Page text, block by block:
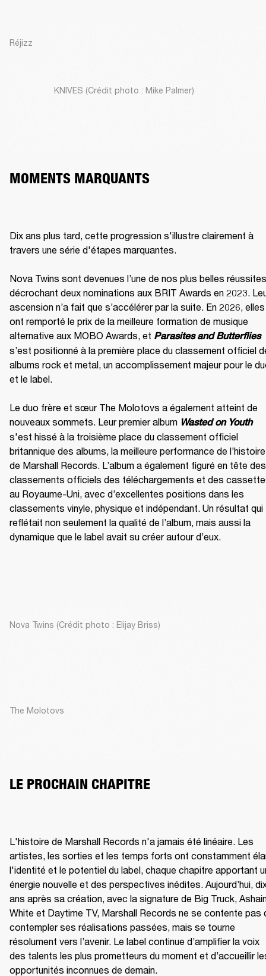
Réjizz
KNIVES (Crédit photo : Mike Palmer)
MOMENTS MARQUANTS
Dix ans plus tard, cette progression s'illustre clairement à
travers une série d'étapes marquantes.
Nova Twins sont devenues l’une de nos plus belles
décrochant deux nominations aux BRIT Awards en 2023.
ascension n’a fait que s’accélérer par la suite. En 2026, elles
ont remporté le prix de la meilleure formation de musique
alternative aux MOBO Awards, et Parasites and Butterflies
s’est positionné à la première place du classement officiel
albums rock et metal, un accomplissement majeur pour le
et le label.
Le duo frère et sœur The Molotovs a également atteint de
nouveaux sommets. Leur premier album Wasted on Youth
s'est hissé à la troisième place du classement officiel
britannique des albums, la meilleure performance de l’histoire
de Marshall Records. L’album a également figuré en tête des
classements officiels des téléchargements et des
au Royaume-Uni, avec d’excellentes positions dans les
classements vinyle, physique et indépendant. Un résultat qui
reflétait non seulement la qualité de l’album, mais aussi la
dynamique que le label avait su créer autour d’eux.
Nova Twins (Crédit photo : Elijay Briss)
The Molotovs
LE PROCHAIN CHAPITRE
L'histoire de Marshall Records n'a jamais été linéaire. Les
artistes, les sorties et les temps forts ont constamment
l'identité et le potentiel du label, chaque chapitre apportant
énergie nouvelle et des perspectives inédites. Aujourd’hui,
ans après sa création, avec la signature de Big Truck,
White et Daytime TV, Marshall Records ne se contente pas
contempler ses réalisations passées, mais se tourne
résolument vers l’avenir. Le label continue d’amplifier la voix
des talents les plus prometteurs du moment et d’accueillir
opportunités inconnues de demain.